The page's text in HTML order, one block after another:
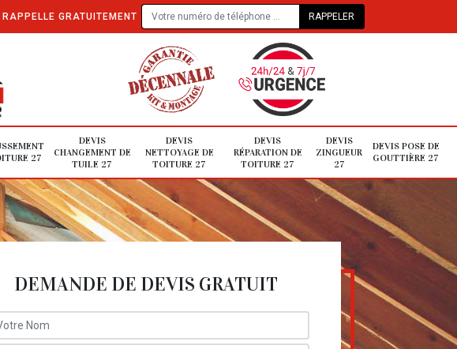
GRATUITEMENT
27
DEVIS
CHANGEMENT DE
TUILE 27
DEVIS
NETTOYAGE DE
TOITURE 27
DEVIS
RÉPARATION DE
TOITURE 27
DEVIS
ZINGUEUR
27
DEVIS POSE DE
GOUTTIÈRE 27
DEMANDE DE DEVIS GRATUIT